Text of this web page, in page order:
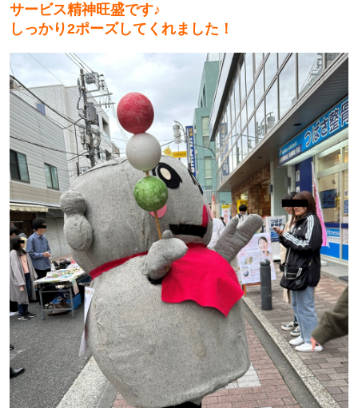
サービス精神旺盛です♪
しっかり2ポーズしてくれました！